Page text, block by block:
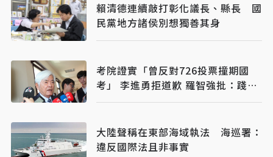
賴清德連續敲打彰化議長、縣長 國
民黨地方諸侯別想獨善其身
考院證實「曾反對726投票撞期國
考」 李進勇拒道歉 羅智強批：踐踏
考生權益
大陸聲稱在東部海域執法 海巡署：
違反國際法且非事實